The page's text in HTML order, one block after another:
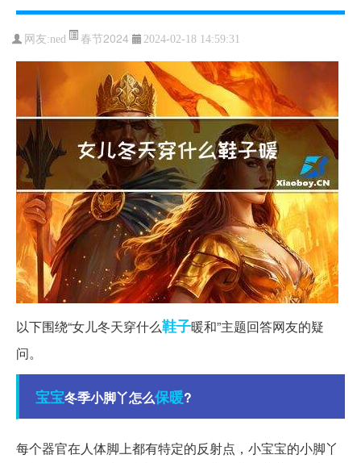
网友:ned 春节2024 2024-02-18 14:59:31
以下围绕“女儿冬天穿什么鞋子暖和”主题回答网友的疑
问。
宝宝冬季小脚丫怎么保暖?
每个器官在人体脚上都有特定的反射点，小宝宝的小脚丫